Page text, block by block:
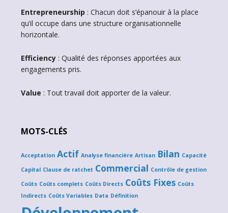
Entrepreneurship : Chacun doit s’épanouir à la place
qu’il occupe dans une structure organisationnelle
horizontale.
Efficiency : Qualité des réponses apportées aux
engagements pris.
Value : Tout travail doit apporter de la valeur.
MOTS-CLÉS
Acceptation Actif Analyse financière Artisan Bilan Capacité
Capital Clause de ratchet Commercial Contrôle de gestion
Coûts Coûts complets Coûts Directs Coûts Fixes Coûts
Indirects Coûts Variables Data Définition